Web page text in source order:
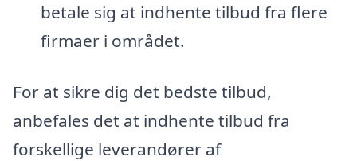
betale sig at indhente tilbud fra flere
firmaer i området.
For at sikre dig det bedste tilbud,
anbefales det at indhente tilbud fra
forskellige leverandører af